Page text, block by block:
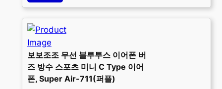
보보조조 무선 블루투스 이어폰 버
즈 방수 스포츠 미니 C Type 이어
폰, Super Air-711(퍼플)